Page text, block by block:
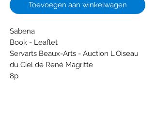
Toevoegen aan winkelwagen
Sabena
Book - Leaflet
Servarts Beaux-Arts - Auction L'Oiseau
du Ciel de René Magritte
8p